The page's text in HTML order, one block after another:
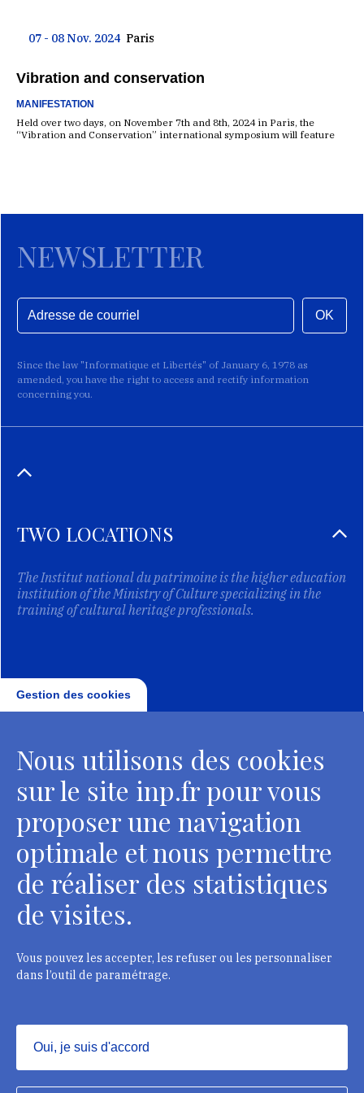
07 - 08 Nov. 2024 Paris
Vibration and conservation
MANIFESTATION
Held over two days, on November 7th and 8th, 2024 in Paris, the
“Vibration and Conservation” international symposium will feature
NEWSLETTER
OK
Since the law "Informatique et Libertés" of January 6, 1978 as
amended, you have the right to access and rectify information
concerning you.
TWO LOCATIONS
The Institut national du patrimoine is the higher education
institution of the Ministry of Culture specializing in the
training of cultural heritage professionals.
Head Office, Administrative Services Department of
curators
2 rue Vivienne - 75002 Paris
Tél. : + 33 1 44 41 16 41
124 rue Henri Barbusse - 93300 Aubervilliers
Gestion des cookies
Nous utilisons des cookies
sur le site inp.fr pour vous
proposer une navigation
optimale et nous permettre
de réaliser des statistiques
de visites.
Vous pouvez les accepter, les refuser ou les personnaliser
dans l’outil de paramétrage.
Oui, je suis d'accord
Masquer